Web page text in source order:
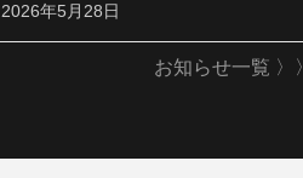
2026年5月28日
お知らせ一覧 〉